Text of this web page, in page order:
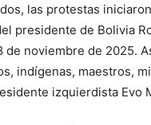
las protestas
presidente de Bolivia
noviembre de 2025.
indígenas, maestros,
izquierdista Evo